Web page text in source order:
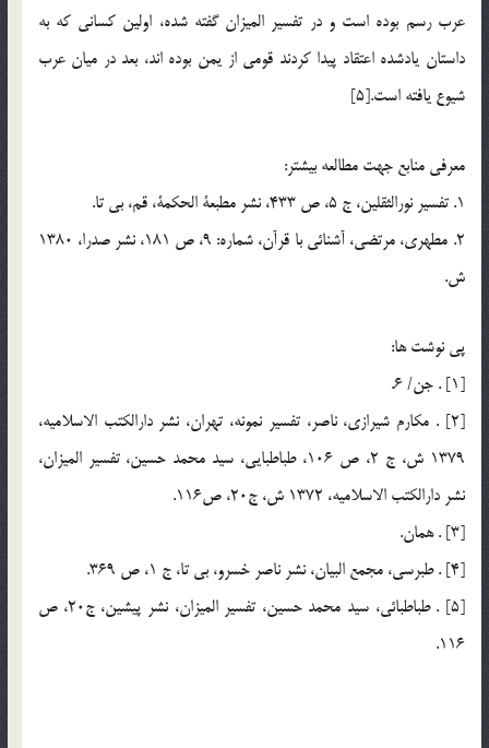
عرب رسم بوده است و در تفسير الميزان گفته شده، اولين كساني كه به
داستان يادشده اعتقاد پيدا كردند قومي از يمن بوده اند، بعد در ميان عرب
شيوع يافته است.[5]
معرفي منابع جهت مطالعه بيشتر:
1. تفسير نورالثقلين، ج 5، ص 433، نشر مطبعة الحكمة، قم، بي تا.
2. مطهري، مرتضي، آشنائي با قرآن، شماره: 9، ص 181، نشر صدرا، 1380
ش.
پي نوشت ها:
[1] . جن/ 6.
[2] . مكارم شيرازي، ناصر، تفسير نمونه، تهران، نشر دارالكتب الاسلاميه،
1379 ش، ج 2، ص 106، طباطبايي، سيد محمد حسين، تفسير الميزان،
نشر دارالكتب الاسلاميه، 1372 ش، ج20، ص116.
[3] . همان.
[4] . طبرسي، مجمع البيان، نشر ناصر خسرو، بي تا، ج 1، ص 369.
[5] . طباطبائي، سيد محمد حسين، تفسير الميزان، نشر پيشين، ج20، ص
116.